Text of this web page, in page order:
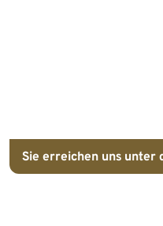
Sie erreichen uns unter